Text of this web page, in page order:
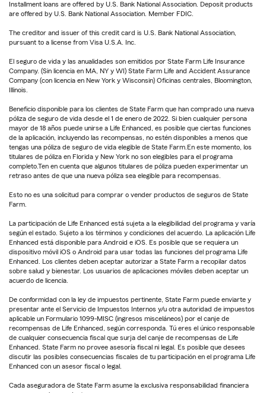
Installment loans are offered by U.S. Bank National Association. Deposit products
are offered by U.S. Bank National Association. Member FDIC.
The creditor and issuer of this credit card is U.S. Bank National Association,
pursuant to a license from Visa U.S.A. Inc.
El seguro de vida y las anualidades son emitidos por State Farm Life Insurance
Company. (Sin licencia en MA, NY y WI) State Farm Life and Accident Assurance
Company (con licencia en New York y Wisconsin) Oficinas centrales, Bloomington,
Illinois.
Beneficio disponible para los clientes de State Farm que han comprado una nueva
póliza de seguro de vida desde el 1 de enero de 2022. Si bien cualquier persona
mayor de 18 años puede unirse a Life Enhanced, es posible que ciertas funciones
de la aplicación, incluyendo las recompensas, no estén disponibles a menos que
tengas una póliza de seguro de vida elegible de State Farm.En este momento, los
titulares de póliza en Florida y New York no son elegibles para el programa
completo.Ten en cuenta que algunos titulares de póliza pueden experimentar un
retraso antes de que una nueva póliza sea elegible para recompensas.
Esto no es una solicitud para comprar o vender productos de seguros de State
Farm.
La participación de Life Enhanced está sujeta a la elegibilidad del programa y varía
según el estado. Sujeto a los términos y condiciones del acuerdo. La aplicación Life
Enhanced está disponible para Android e iOS. Es posible que se requiera un
dispositivo móvil iOS o Android para usar todas las funciones del programa Life
Enhanced. Los clientes deben aceptar autorizar a State Farm a recopilar datos
sobre salud y bienestar. Los usuarios de aplicaciones móviles deben aceptar un
acuerdo de licencia.
De conformidad con la ley de impuestos pertinente, State Farm puede enviarte y
presentar ante el Servicio de Impuestos Internos y/u otra autoridad de impuestos
aplicable un Formulario 1099-MISC (ingresos misceláneos) por el canje de
recompensas de Life Enhanced, según corresponda. Tú eres el único responsable
de cualquier consecuencia fiscal que surja del canje de recompensas de Life
Enhanced. State Farm no provee asesoría fiscal ni legal. Es posible que desees
discutir las posibles consecuencias fiscales de tu participación en el programa Life
Enhanced con un asesor fiscal o legal.
Cada aseguradora de State Farm asume la exclusiva responsabilidad financiera